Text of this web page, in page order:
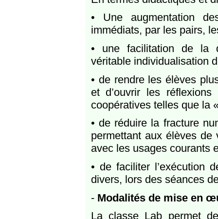
• Une augmentation
immédiats, par les pairs,
• une facilitation de la
véritable individualisation
• de rendre les élèves
et d’ouvrir les
coopératives telles que la
• de réduire la fracture
permettant aux élèves de
avec les usages courants
• de faciliter l’exécution
divers, lors des séances
- Modalités de mise en
La classe Lab permet